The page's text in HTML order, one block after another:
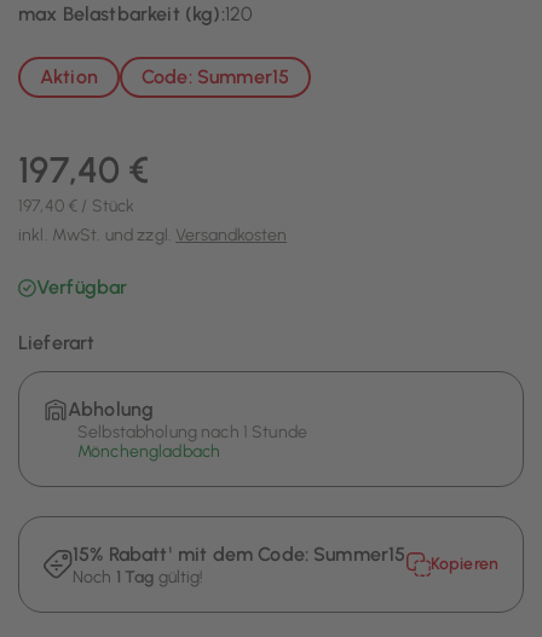
max Belastbarkeit (kg):120
Aktion Code: Summer15
197,40 €
197,40 € / Stück
inkl. MwSt. und zzgl. Versandkosten
Verfügbar
Lieferart
Abholung
Selbstabholung nach 1 Stunde
Mönchengladbach
15% Rabatt¹ mit dem Code: Summer15
Noch 1 Tag gültig!
Kopieren